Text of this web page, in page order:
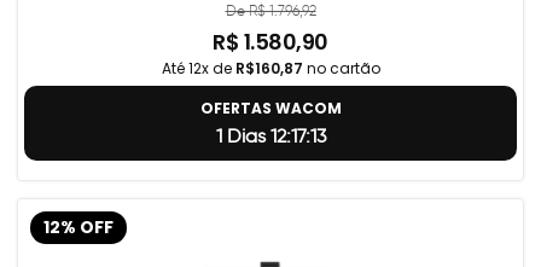
De R$ 1.796,92
R$ 1.580,90
Até 12x de R$160,87 no cartão
OFERTAS WACOM
1 Dias 12:17:12
12% OFF